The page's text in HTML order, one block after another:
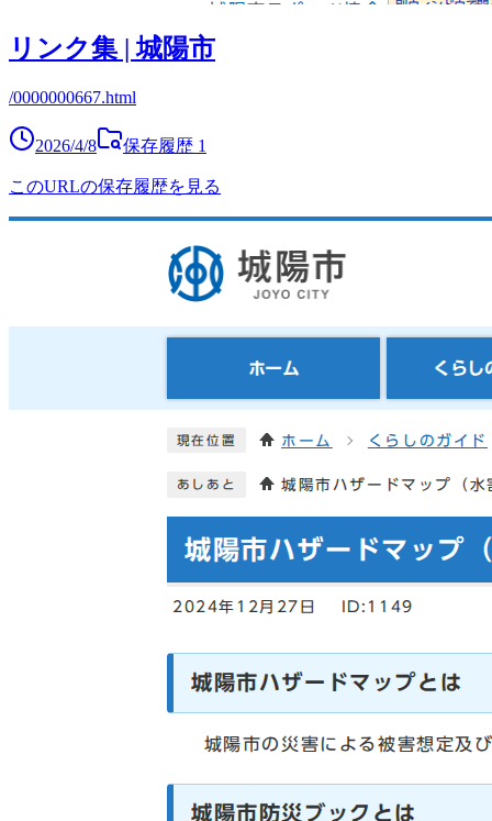
リンク集 | 城陽市
/0000000667.html
2026/4/8 保存履歴 1
このURLの保存履歴を見る